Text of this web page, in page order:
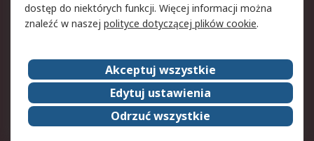
Zastrzeżenia prawne
Warunki Sprzedaży
Kontakt
O firmie RS
RS na świecie
Kariera
Nagrody dla RS
ESG
dostęp do niektórych funkcji. Więcej informacji można
znaleźć w naszej polityce dotyczącej plików cookie.
Akceptuj wszystkie
Edytuj ustawienia
Odrzuć wszystkie